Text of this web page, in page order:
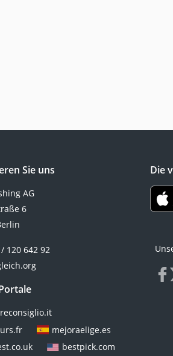
Sie uns
AG
6
120 642 92
mejoraelige.es
bestpick.com
Die
x